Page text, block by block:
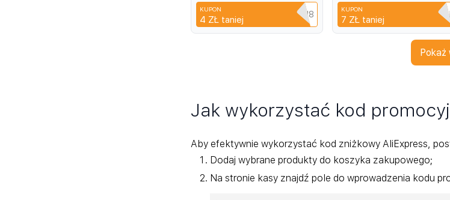
KUPON
4 ZŁ taniej CYPQ3XAVLEH8
KUPON
7 ZŁ taniej
Pokaż
Jak wykorzystać kod
Aby efektywnie wykorzystać kod zniżkowy AliExpress,
Dodaj wybrane produkty do koszyka zakupowego;
Na stronie kasy znajdź pole do wprowadzenia kodu